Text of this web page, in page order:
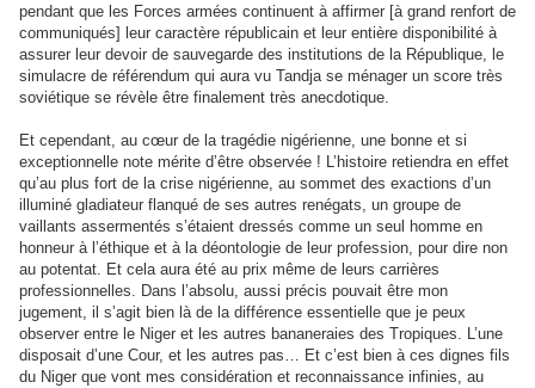
pendant que les Forces armées continuent à affirmer [à grand renfort de
communiqués] leur caractère républicain et leur entière disponibilité à
assurer leur devoir de sauvegarde des institutions de la République, le
simulacre de référendum qui aura vu Tandja se ménager un score très
soviétique se révèle être finalement très anecdotique.
Et cependant, au cœur de la tragédie nigérienne, une bonne et si
exceptionnelle note mérite d’être observée ! L’histoire retiendra en effet
qu’au plus fort de la crise nigérienne, au sommet des exactions d’un
illuminé gladiateur flanqué de ses autres renégats, un groupe de
vaillants assermentés s’étaient dressés comme un seul homme en
honneur à l’éthique et à la déontologie de leur profession, pour dire non
au potentat. Et cela aura été au prix même de leurs carrières
professionnelles. Dans l’absolu, aussi précis pouvait être mon
jugement, il s’agit bien là de la différence essentielle que je peux
observer entre le Niger et les autres bananeraies des Tropiques. L’une
disposait d’une Cour, et les autres pas… Et c’est bien à ces dignes fils
du Niger que vont mes considération et reconnaissance infinies, au